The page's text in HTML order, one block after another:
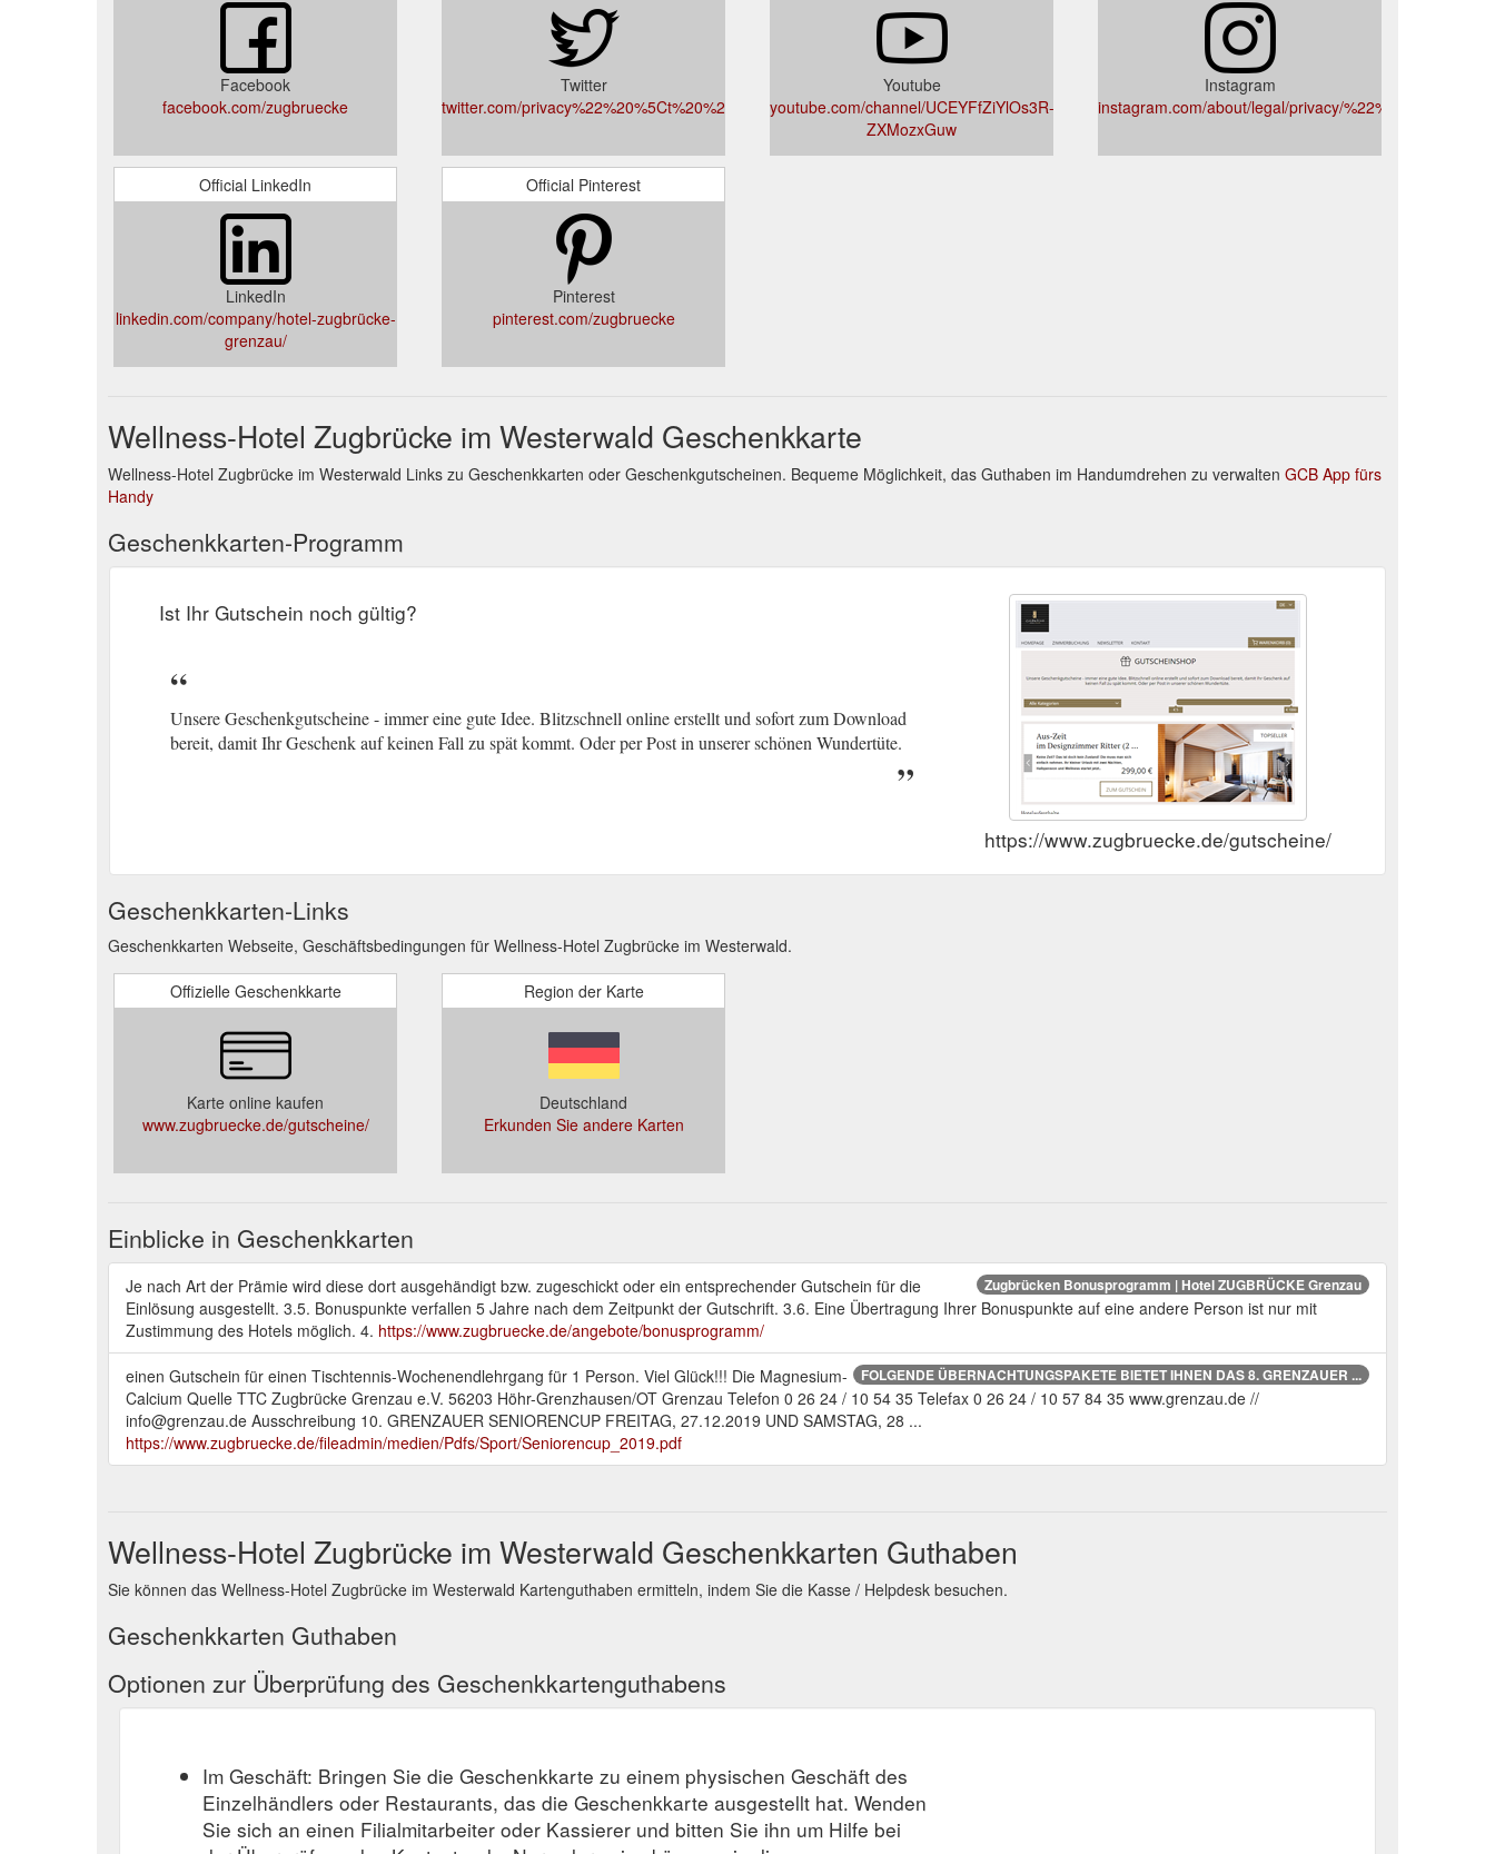
Facebook
facebook.com/zugbruecke
Twitter
twitter.com/privacy%22%20%5Ct%20%22_blank
Youtube
youtube.com/channel/UCEYFfZiYlOs3R-
ZXMozxGuw
Instagram
instagram.com/about/legal/privacy/
Official LinkedIn
LinkedIn
linkedin.com/company/hotel-zugbrücke-
grenzau/
Official Pinterest
Pinterest
pinterest.com/zugbruecke
Wellness-Hotel Zugbrücke im Westerwald Geschenkkarte
Wellness-Hotel Zugbrücke im Westerwald Links zu Geschenkkarten oder Geschenkgutscheinen. Bequeme Möglichkeit, das Guthaben im Handumdrehen zu verwalten GCB App fürs
Handy
Geschenkkarten-Programm
Ist Ihr Gutschein noch gültig?
Unsere Geschenkgutscheine - immer eine gute Idee. Blitzschnell online erstellt und sofort zum Download
bereit, damit Ihr Geschenk auf keinen Fall zu spät kommt. Oder per Post in unserer schönen Wundertüte.
https://www.zugbruecke.de/gutscheine/
Geschenkkarten-Links
Geschenkkarten Webseite, Geschäftsbedingungen für Wellness-Hotel Zugbrücke im Westerwald.
Offizielle Geschenkkarte
Karte online kaufen
www.zugbruecke.de/gutscheine/
Region der Karte
Deutschland
Erkunden Sie andere Karten
Einblicke in Geschenkkarten
Zugbrücken Bonusprogramm | Hotel ZUGBRÜCKE Grenzau
Je nach Art der Prämie wird diese dort ausgehändigt bzw. zugeschickt oder ein entsprechender Gutschein für die
Einlösung ausgestellt. 3.5. Bonuspunkte verfallen 5 Jahre nach dem Zeitpunkt der Gutschrift. 3.6. Eine Übertragung Ihrer Bonuspunkte auf eine andere Person ist nur mit
Zustimmung des Hotels möglich. 4. https://www.zugbruecke.de/angebote/bonusprogramm/
FOLGENDE ÜBERNACHTUNGSPAKETE BIETET IHNEN DAS 8. GRENZAUER ...
einen Gutschein für einen Tischtennis-Wochenendlehrgang für 1 Person. Viel Glück!!! Die Magnesium-
Calcium Quelle TTC Zugbrücke Grenzau e.V. 56203 Höhr-Grenzhausen/OT Grenzau Telefon 0 26 24 / 10 54 35 Telefax 0 26 24 / 10 57 84 35 www.grenzau.de //
info@grenzau.de Ausschreibung 10. GRENZAUER SENIORENCUP FREITAG, 27.12.2019 UND SAMSTAG, 28 ...
https://www.zugbruecke.de/fileadmin/medien/Pdfs/Sport/Seniorencup_2019.pdf
Wellness-Hotel Zugbrücke im Westerwald Geschenkkarten Guthaben
Sie können das Wellness-Hotel Zugbrücke im Westerwald Kartenguthaben ermitteln, indem Sie die Kasse / Helpdesk besuchen.
Geschenkkarten Guthaben
Optionen zur Überprüfung des Geschenkkartenguthabens
Im Geschäft: Bringen Sie die Geschenkkarte zu einem physischen Geschäft des
Einzelhändlers oder Restaurants, das die Geschenkkarte ausgestellt hat. Wenden
Sie sich an einen Filialmitarbeiter oder Kassierer und bitten Sie ihn um Hilfe bei